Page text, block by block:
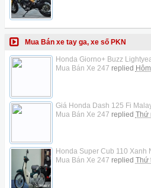
Mua Bán xe tay ga, xe số PKN
Honda Giorno+ Buzz
Mua Bán Xe 247 replied
Giá Honda Dash 125 Fi
Mua Bán Xe 247 replied Thứ
Honda Super Cub 110 Xanh
Mua Bán Xe 247 replied Thứ